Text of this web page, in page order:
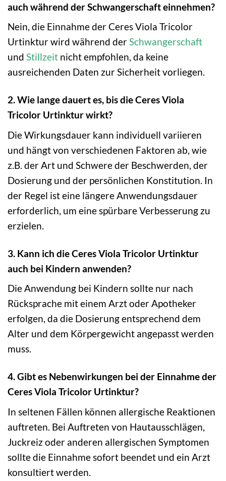
auch während der Schwangerschaft einnehmen?
Nein, die Einnahme der Ceres Viola Tricolor
Urtinktur wird während derSchwangerschaft
und Stillzeit nicht empfohlen, da keine
ausreichenden Daten zur Sicherheit vorliegen.
2. Wie lange dauert es, bis die Ceres Viola
Tricolor Urtinktur wirkt?
Die Wirkungsdauer kann individuell variieren
und hängt von verschiedenen Faktoren ab, wie
z.B. der Art und Schwere der Beschwerden, der
Dosierung und der persönlichen Konstitution. In
der Regel ist eine längere Anwendungsdauer
erforderlich, um eine spürbare Verbesserung zu
erzielen.
3. Kann ich die Ceres Viola Tricolor Urtinktur
auch bei Kindern anwenden?
Die Anwendung bei Kindern sollte nur nach
Rücksprache mit einem Arzt oder Apotheker
erfolgen, da die Dosierung entsprechend dem
Alter und dem Körpergewicht angepasst werden
muss.
4. Gibt es Nebenwirkungen bei der Einnahme der
Ceres Viola Tricolor Urtinktur?
In seltenen Fällen können allergische Reaktionen
auftreten. Bei Auftreten von Hautausschlägen,
Juckreiz oder anderen allergischen Symptomen
sollte die Einnahme sofort beendet und ein Arzt
konsultiert werden.